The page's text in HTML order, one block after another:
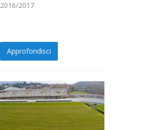
2016/2017
Approfondisci